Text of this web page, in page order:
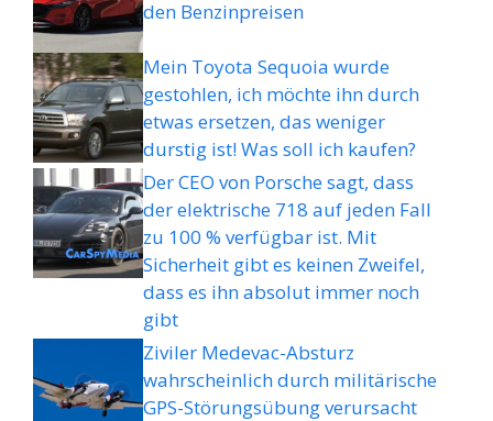
den Benzinpreisen
Mein Toyota Sequoia wurde
gestohlen, ich möchte ihn durch
etwas ersetzen, das weniger
durstig ist! Was soll ich kaufen?
Der CEO von Porsche sagt, dass
der elektrische 718 auf jeden Fall
zu 100 % verfügbar ist. Mit
Sicherheit gibt es keinen Zweifel,
dass es ihn absolut immer noch
gibt
Ziviler Medevac-Absturz
wahrscheinlich durch militärische
GPS-Störungsübung verursacht